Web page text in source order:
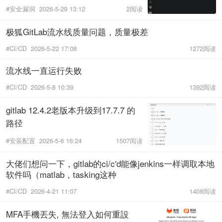
2阅读
#安全漏洞 2026-5-29 13:12
极狐GitLab流水线质量问题，质量极差
1272阅读
#CI/CD 2026-5-22 17:08
流水线一直运行失败
1392阅读
#CI/CD 2026-5-8 10:39
gitlab 12.4.2老版本升级到17.7.7 的
路径
1507阅读
#安装配置 2026-5-6 16:24
大佬们想问一下，gitlab的ci/c'd能像jenkins一样调取本地
软件吗（matlab，tasking这种
1408阅读
#CI/CD 2026-4-21 11:07
MFA手機丟失, 無法登入如何重設